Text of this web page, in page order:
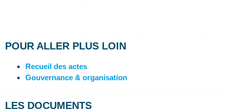
POUR ALLER PLUS LOIN
Recueil des actes
Gouvernance & organisation
LES DOCUMENTS